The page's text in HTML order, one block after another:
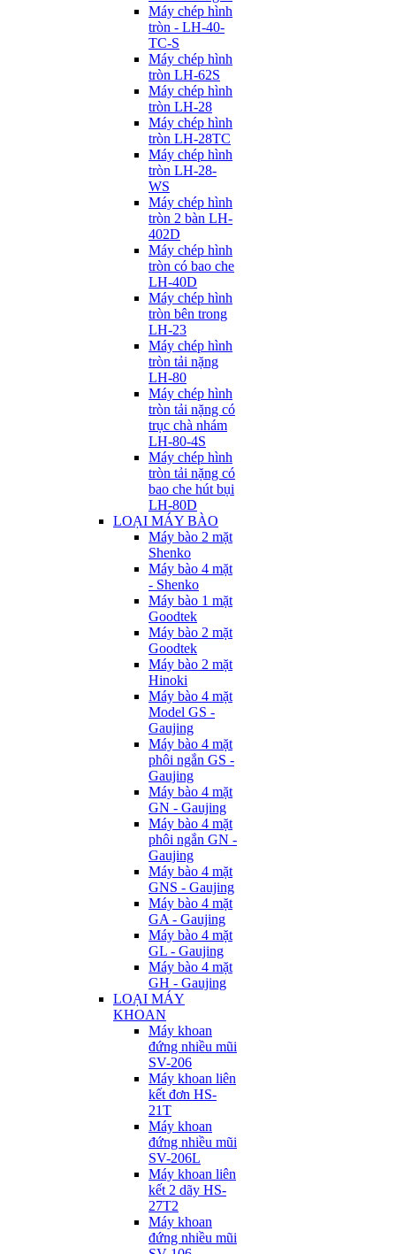
Máy chép hình
tròn - LH-40-
TC-S
Máy chép hình
tròn LH-62S
Máy chép hình
tròn LH-28
Máy chép hình
tròn LH-28TC
Máy chép hình
tròn LH-28-
WS
Máy chép hình
tròn 2 bàn LH-
402D
Máy chép hình
tròn có bao che
LH-40D
Máy chép hình
tròn bên trong
LH-23
Máy chép hình
tròn tải nặng
LH-80
Máy chép hình
tròn tải nặng có
trục chà nhám
LH-80-4S
Máy chép hình
tròn tải nặng có
bao che hút bụi
LH-80D
LOẠI MÁY BÀO
Máy bào 2 mặt
Shenko
Máy bào 4 mặt
- Shenko
Máy bào 1 mặt
Goodtek
Máy bào 2 mặt
Goodtek
Máy bào 2 mặt
Hinoki
Máy bào 4 mặt
Model GS -
Gaujing
Máy bào 4 mặt
phôi ngắn GS -
Gaujing
Máy bào 4 mặt
GN - Gaujing
Máy bào 4 mặt
phôi ngắn GN -
Gaujing
Máy bào 4 mặt
GNS - Gaujing
Máy bào 4 mặt
GA - Gaujing
Máy bào 4 mặt
GL - Gaujing
Máy bào 4 mặt
GH - Gaujing
LOẠI MÁY
KHOAN
Máy khoan
đứng nhiều mũi
SV-206
Máy khoan liên
kết đơn HS-
21T
Máy khoan
đứng nhiều mũi
SV-206L
Máy khoan liên
kết 2 dãy HS-
27T2
Máy khoan
đứng nhiều mũi